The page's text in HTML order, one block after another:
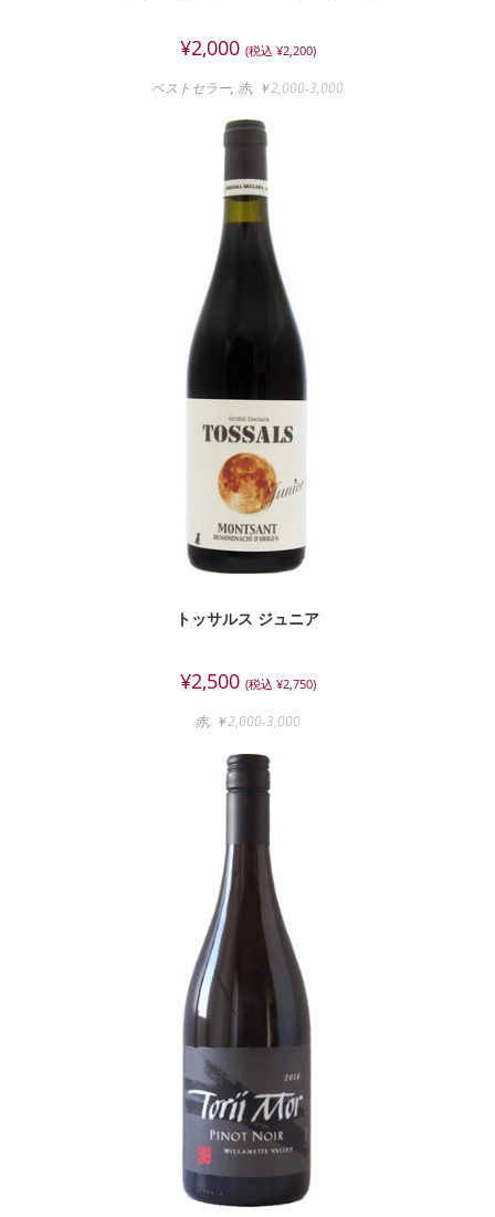
¥2,000 (税込 ¥2,200)
ベストセラー, 赤, ￥2,000-3,000
トッサルス ジュニア
¥2,500 (税込 ¥2,750)
赤, ￥2,000-3,000